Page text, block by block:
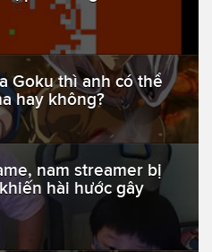
Goku thì anh có thể
hay không?
nam streamer bị
hài hước gây